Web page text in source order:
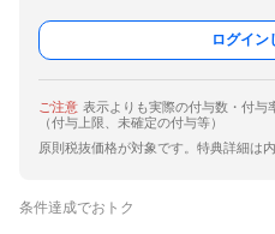
ログイン
ご注意 表示よりも実際の付与数・付与
（付与上限、未確定の付与等）
原則税抜価格が対象です。特典詳細は
条件達成でおトク